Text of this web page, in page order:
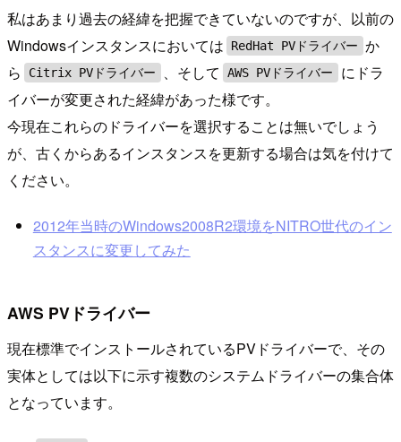
私はあまり過去の経緯を把握できていないのですが、以前の
Windowsインスタンスにおいては
RedHat PVドライバー か
ら
Citrix PVドライバー 、そして AWS PVドライバー
にドラ
イバーが変更された経緯があった様です。
今現在これらのドライバーを選択することは無いでしょう
が、古くからあるインスタンスを更新する場合は気を付けて
ください。
2012年当時のWindows2008R2環境をNITRO世代のイン
スタンスに変更してみた
AWS PVドライバー
現在標準でインストールされているPVドライバーで、その
実体としては以下に示す複数のシステムドライバーの集合体
となっています。